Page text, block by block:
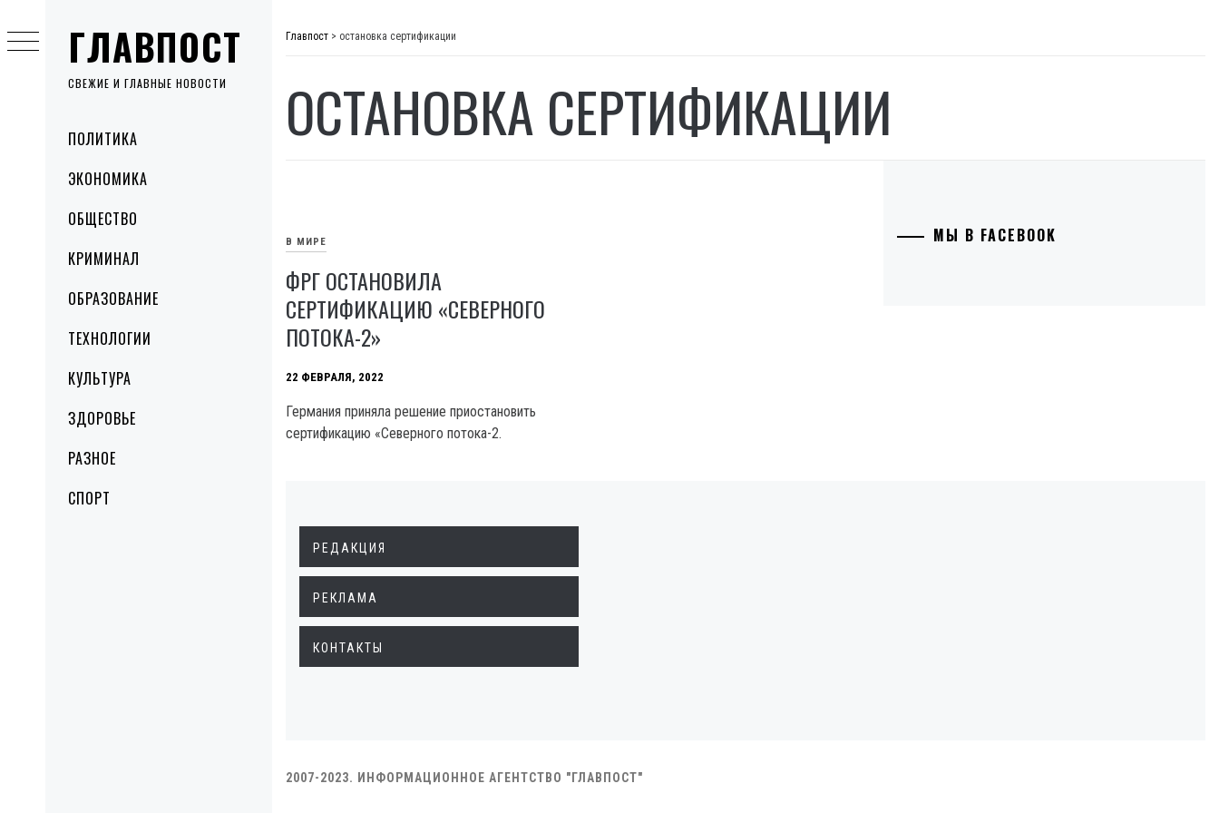
ГЛАВПОСТ
СВЕЖИЕ И ГЛАВНЫЕ НОВОСТИ
MenuПОЛИТИКА
ЭКОНОМИКА
ОБЩЕСТВО
КРИМИНАЛ
ОБРАЗОВАНИЕ
ТЕХНОЛОГИИ
КУЛЬТУРА
ЗДОРОВЬЕ
РАЗНОЕ
СПОРТ
to
content
Главпост > остановка сертификации
ОСТАНОВКА СЕРТИФИКАЦИИ
В МИРЕ
ФРГ ОСТАНОВИЛА
СЕРТИФИКАЦИЮ «СЕВЕРНОГО
ПОТОКА-2»
22 ФЕВРАЛЯ, 2022
Германия приняла решение приостановить
сертификацию «Северного потока-2.
МЫ В FACEBOOK
РЕДАКЦИЯ
РЕКЛАМА
КОНТАКТЫ
2007-2023. ИНФОРМАЦИОННОЕ АГЕНТСТВО "ГЛАВПОСТ"